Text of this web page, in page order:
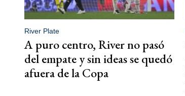
River Plate
A puro centro, River no pasó
del empate y sin ideas se quedó
afuera de la Copa